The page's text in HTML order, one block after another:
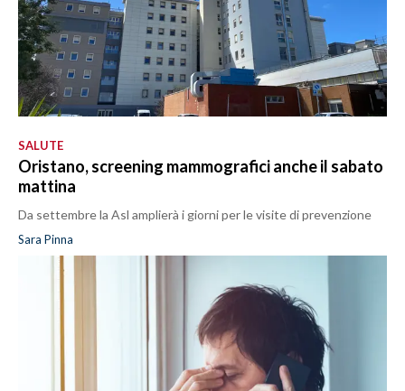
SALUTE
Oristano, screening mammografici anche il sabato
mattina
Da settembre la Asl amplierà i giorni per le visite di prevenzione
Sara Pinna